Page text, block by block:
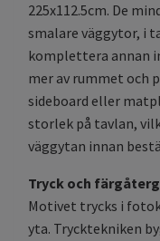
225x112.5cm. De
smalare väggytor, i
komplettera annan
mer av rummet och
sideboard eller
storlek på tavlan,
väggytan innan
Tryck och
Motivet trycks i
yta. Trycktekniken